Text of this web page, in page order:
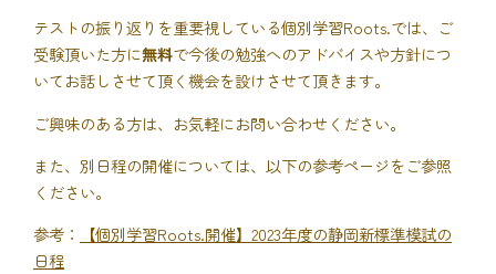
テストの振り返りを重要視している個別学習Roots.では、ご
受験頂いた方に無料で今後の勉強へのアドバイスや方針につ
いてお話しさせて頂く機会を設けさせて頂きます。
ご興味のある方は、お気軽にお問い合わせください。
また、別日程の開催については、以下の参考ページをご参照
ください。
参考：
【個別学習Roots.開催】2023年度の静岡新標準模試の
日程